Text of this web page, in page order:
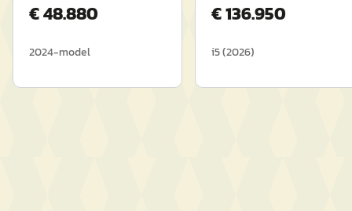
€48.880
2024-model
€136.950
i5(2026)